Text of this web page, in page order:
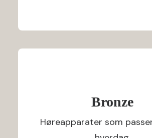
Bronze
Høreapparater som